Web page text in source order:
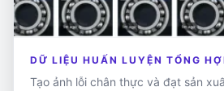
DỮ LIỆU HUẤN LUYỆN TỔNG
Tạo ảnh lỗi chân thực và đạt sản